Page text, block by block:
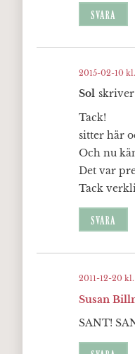
SVARA
Sol
2015-02-10
Tack!
sitter här
Och nu
Det var
Tack
SVARA
Susan
2011-12-20 kl.
SANT!